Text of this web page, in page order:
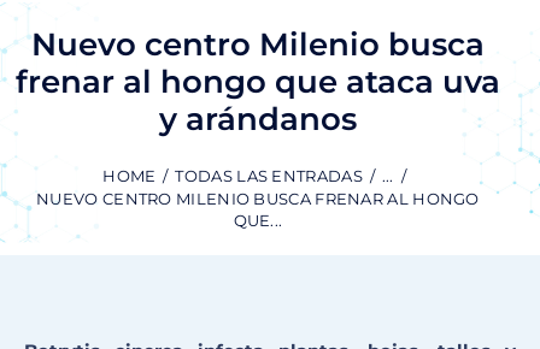
Nuevo centro Milenio busca
frenar al hongo que ataca uva
y arándanos
HOME TODAS LAS ENTRADAS
...
NUEVO CENTRO MILENIO BUSCA FRENAR AL HONGO
QUE...